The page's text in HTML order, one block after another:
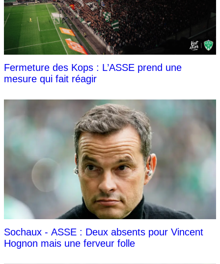
Fermeture des Kops : L’ASSE prend une
mesure qui fait réagir
Sochaux - ASSE : Deux absents pour Vincent
Hognon mais une ferveur folle